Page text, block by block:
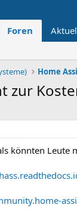
Foren
Home
zur
könnten Leute